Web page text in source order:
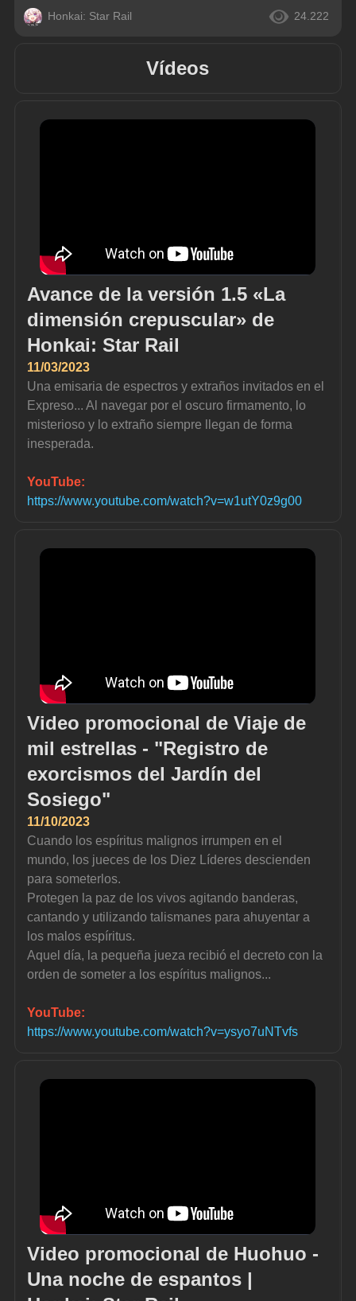
Honkai: Star Rail 24.222
Vídeos
Avance de la versión 1.5 «La
dimensión crepuscular» de
Honkai: Star Rail
11/03/2023
Una emisaria de espectros y extraños invitados en el
Expreso... Al navegar por el oscuro firmamento, lo
misterioso y lo extraño siempre llegan de forma
inesperada.
YouTube:
https://www.youtube.com/watch?v=w1utY0z9g00
Video promocional de Viaje de
mil estrellas - "Registro de
exorcismos del Jardín del
Sosiego"
11/10/2023
Cuando los espíritus malignos irrumpen en el
mundo, los jueces de los Diez Líderes descienden
para someterlos.
Protegen la paz de los vivos agitando banderas,
cantando y utilizando talismanes para ahuyentar a
los malos espíritus.
Aquel día, la pequeña jueza recibió el decreto con la
orden de someter a los espíritus malignos...
YouTube:
https://www.youtube.com/watch?v=ysyo7uNTvfs
Video promocional de Huohuo -
Una noche de espantos |